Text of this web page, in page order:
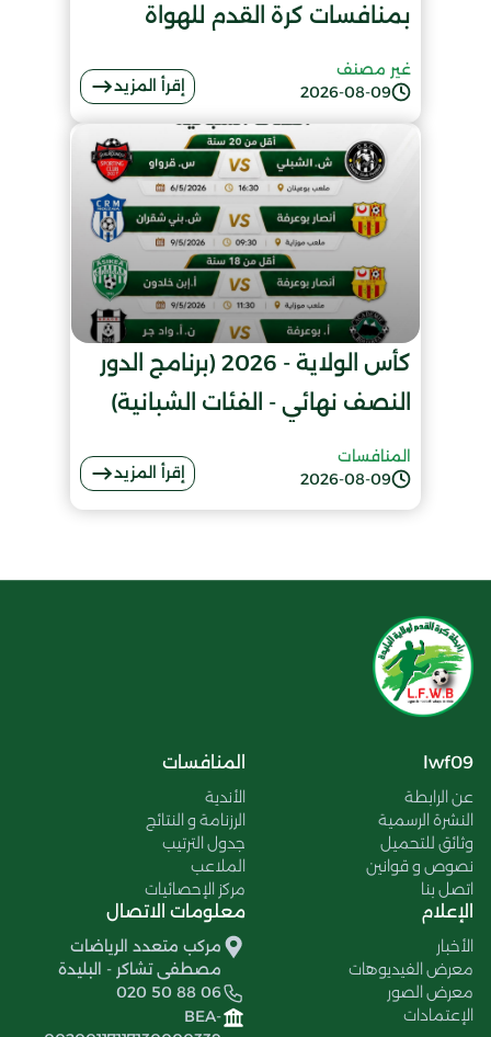
بمنافسات كرة القدم للهواة
2026-08-09
غير مصنف
إقرأ المزيد
كأس الولاية - 2026 (برنامج الدور
النصف نهائي - الفئات الشبانية)
2026-08-09
المنافسات
إقرأ المزيد
lwf09
عن الرابطة
النشرة الرسمية
وثائق للتحميل
نصوص و قوانين
اتصل بنا
المنافسات
الأندية
الرزنامة و النتائج
جدول الترتيب
الملاعب
مركز الإحصائيات
الإعلام
الأخبار
معرض الفيديوهات
معرض الصور
الإعتمادات
معلومات الاتصال
مركب متعدد الرياضات
مصطفى تشاكر - البليدة
020 50 88 06
BEA-